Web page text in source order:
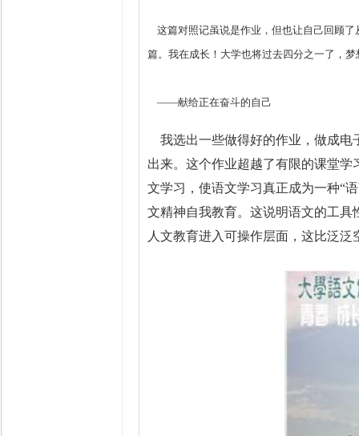
这篇对照记虽说是作业，但也让自己回顾
篇。我在成长！大学也将过去四分之一了，
——献给正在奋斗的自己
我选出一些做得好的作业，做成电
出来。这个作业超越了有限的课堂
文学习，使语文学习真正成为一种“
文精神自我教育。这说明语文的工
人文教育进入可操作层面，这比泛